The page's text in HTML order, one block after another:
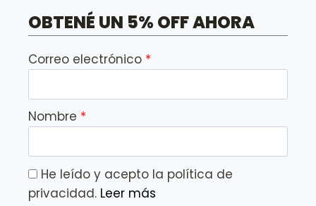
OBTENÉ UN 5% OFF AHORA
Correo electrónico
Nombre
He leído y acepto la política de
privacidad. Leer más